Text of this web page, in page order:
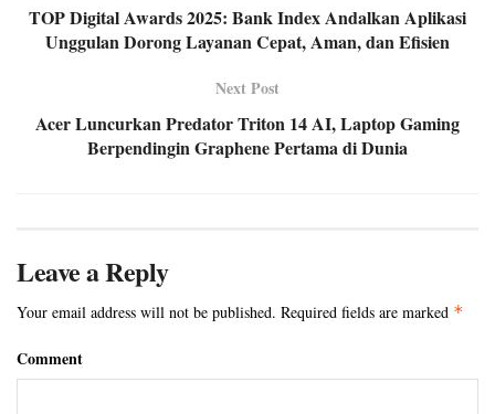
TOP Digital Awards 2025: Bank Index Andalkan Aplikasi
Unggulan Dorong Layanan Cepat, Aman, dan Efisien
Next Post
Acer Luncurkan Predator Triton 14 AI, Laptop Gaming
Berpendingin Graphene Pertama di Dunia
Leave a Reply
Your email address will not be published. Required fields are marked *
Comment